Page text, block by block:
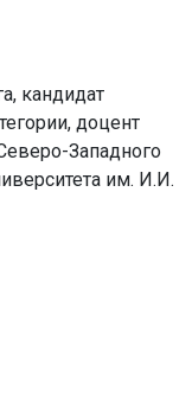
кандидат
доцент
Западного
им. И.И.